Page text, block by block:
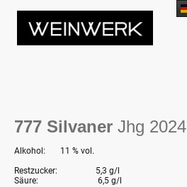
777 Silvaner Jhg 2024
Alkohol: 11 % vol.
Restzucker: 5,3 g/l
Säure: 6,5 g/l